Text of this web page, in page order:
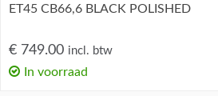
ET45 CB66,6 BLACK POLISHED
€ 749.00 incl. btw
In voorraad